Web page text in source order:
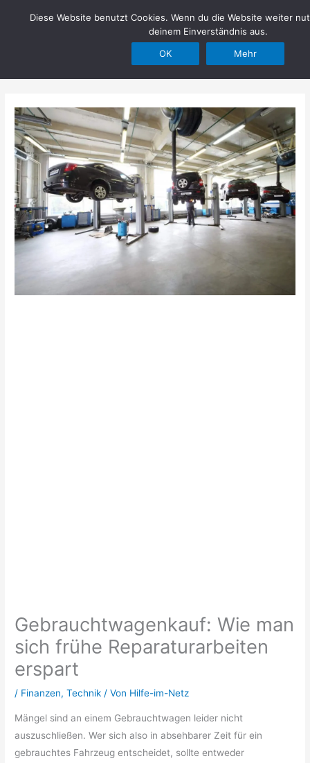
Hilfe im Netz
Gebrauchtwagenkauf: Wie man
sich frühe Reparaturarbeiten
erspart
/ Finanzen,Technik / Von Hilfe-im-Netz
Mängel sind an einem Gebrauchtwagen leider nicht
auszuschließen. Wer sich also in absehbarer Zeit für ein
gebrauchtes Fahrzeug entscheidet, sollte entweder
Diese Website benutzt Cookies. Wenn du die Website weiter
deinem Einverständnis aus.
OK
Mehr